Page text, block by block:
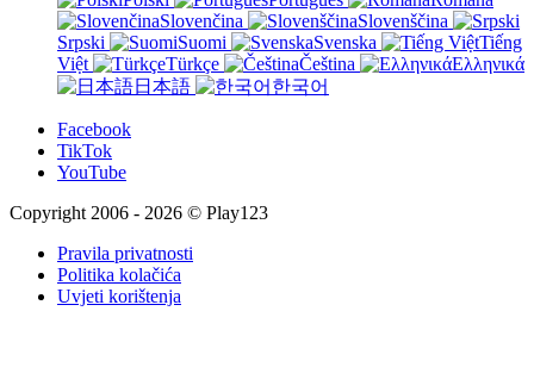
Slovenčina
Slovenščina
Srpski
Suomi Svenska
Tiếng
Việt
Türkçe Čeština
Ελληνικά
日本語
한국어
Facebook
TikTok
YouTube
Copyright 2006 - 2026 © Play123
Pravila privatnosti
Politika kolačića
Uvjeti korištenja